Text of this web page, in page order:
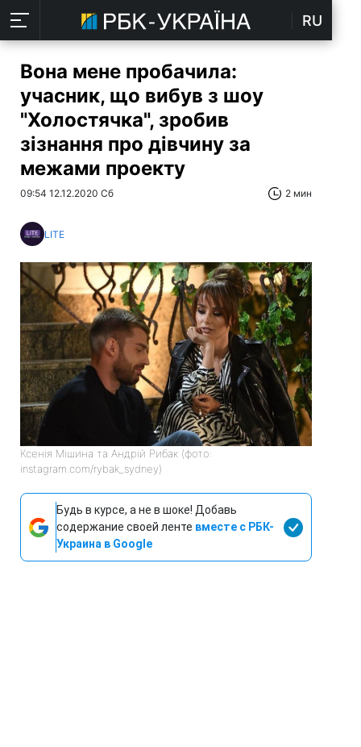
RU
Вона мене пробачила:
учасник, що вибув з шоу
"Холостячка", зробив
зізнання про дівчину за
межами проекту
09:54 12.12.2020 Сб 2 мин
LITE
Ксенія Мішина та Андрій Рибак (фото:
instagram.com/rybak_sydney)
Будь в курсе, а не в шоке! Добавь
содержание своей ленте вместе с РБК-
Украина в Google